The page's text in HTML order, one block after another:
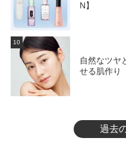
N】
10
自然なツヤ
せる肌作り
過去